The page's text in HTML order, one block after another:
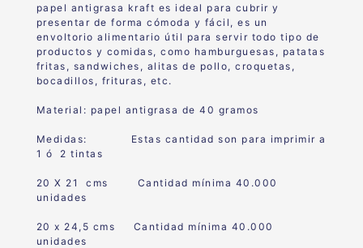
papel antigrasa kraft es ideal para cubrir y
presentar de forma cómoda y fácil, es un
envoltorio alimentario útil para servir todo tipo de
productos y comidas, como hamburguesas, patatas
fritas, sandwiches, alitas de pollo, croquetas,
bocadillos, frituras, etc.
Material: papel antigrasa de 40 gramos
Medidas: Estas cantidad son para imprimir a
1 ó 2 tintas
20 X 21 cms Cantidad mínima 40.000
unidades
20 x 24,5 cms Cantidad mínima 40.000
unidades